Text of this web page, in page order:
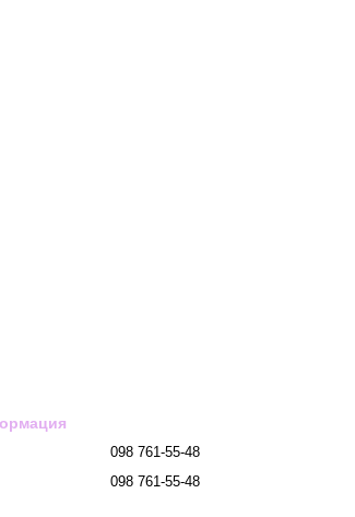
098 761-55-48
098 761-55-48